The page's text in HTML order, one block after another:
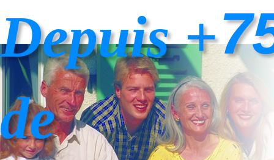
Depuis +
de